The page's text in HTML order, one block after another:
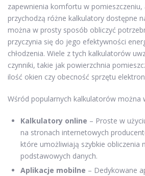
zapewnienia komfortu w pomieszczeniu,
przychodzą różne kalkulatory dostępne
można w prosty sposób obliczyć
przyczynia się do jego efektywności
chłodzenia. Wiele z tych kalkulatorów
czynniki, takie jak powierzchnia
ilość okien czy obecność sprzętu
Wśród popularnych kalkulatorów można
Kalkulatory online – Proste w
na stronach internetowych
które umożliwiają szybkie obliczenia
podstawowych danych.
Aplikacje mobilne – Dedykowane